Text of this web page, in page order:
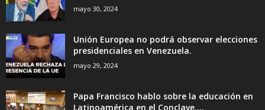
mayo 30, 2024
Unión Europea no podrá observar elecciones
presidenciales en Venezuela.
mayo 29, 2024
Papa Francisco hablo sobre la educación en
Latinoamérica en el Conclave....